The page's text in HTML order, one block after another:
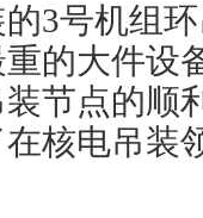
号机组环
的大件设
节点的顺
核电吊装